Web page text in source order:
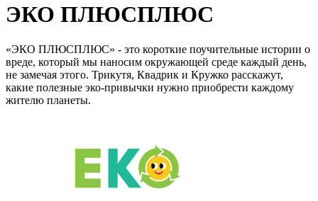
ЭКО ПЛЮСПЛЮС
«ЭКО ПЛЮСПЛЮС» - это короткие поучительные истории о
вреде, который мы наносим окружающей среде каждый день,
не замечая этого. Трикутя, Квадрик и Кружко расскажут,
какие полезные эко-привычки нужно приобрести каждому
жителю планеты.